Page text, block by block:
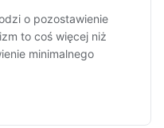
o pozostawienie
to coś więcej niż
minimalnego